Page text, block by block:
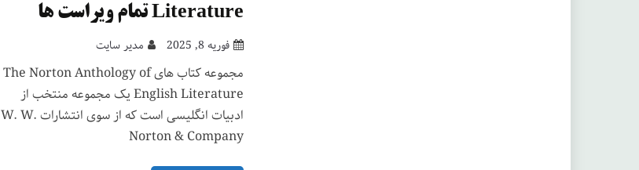
Literature تمام ویراست ها
فوریه 8, 2025 مدیر سایت
مجموعه کتاب های The Norton Anthology of
English Literature یک مجموعه منتخب از
ادبیات انگلیسی است که از سوی انتشارات W. W.
Norton & Company